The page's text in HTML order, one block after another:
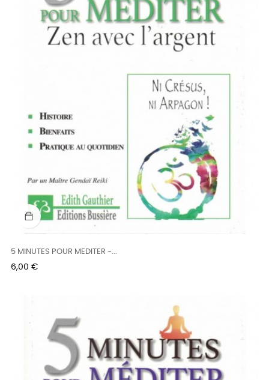
5 MINUTES POUR MEDITER -...
Prix
6,00 €